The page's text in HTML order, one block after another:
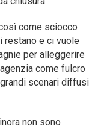
come sciocco
restano e ci vuole
per alleggerire
come fulcro
scenari diffusi
non sono